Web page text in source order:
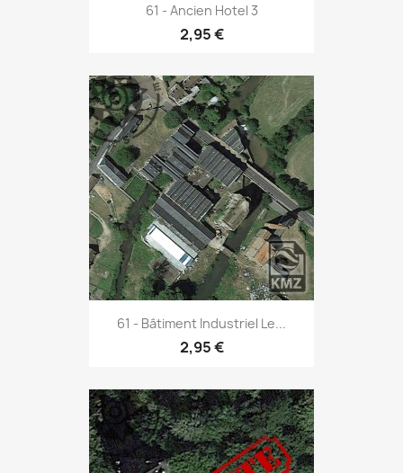
61 - Ancien Hotel 3
2,95 €
61 - Bâtiment Industriel Le...
2,95 €